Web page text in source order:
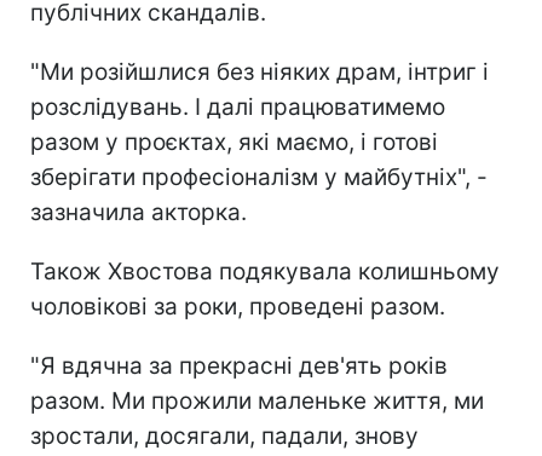
публічних скандалів.
"Ми розійшлися без ніяких драм, інтриг і
розслідувань. І далі працюватимемо
разом у проєктах, які маємо, і готові
зберігати професіоналізм у майбутніх", -
зазначила акторка.
Також Хвостова подякувала колишньому
чоловікові за роки, проведені разом.
"Я вдячна за прекрасні дев'ять років
разом. Ми прожили маленьке життя, ми
зростали, досягали, падали, знову